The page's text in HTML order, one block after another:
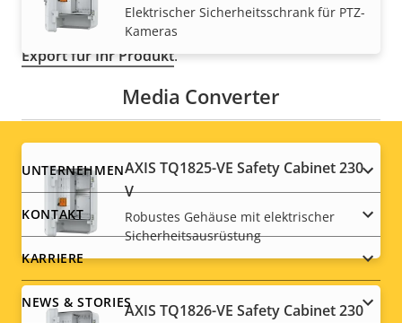
Elektrischer Sicherheitsschrank für PTZ-
Kameras
Media Converter
AXIS TQ1825-VE Safety Cabinet 230
V
Robustes Gehäuse mit elektrischer
Sicherheitsausrüstung
AXIS TQ1826-VE Safety Cabinet 230
sowie anderer nationaler Exportkontrollgesetze.
Finden Sie hier Compliance-Informationen zum
Export für Ihr Produkt.
Footer
menu
UNTERNEHMEN
KONTAKT
KARRIERE
NEWS & STORIES